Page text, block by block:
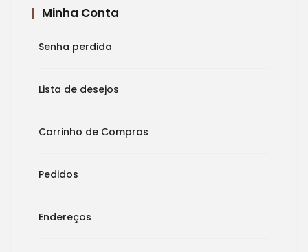
Minha Conta
Senha perdida
Lista de desejos
Carrinho de Compras
Pedidos
Endereços